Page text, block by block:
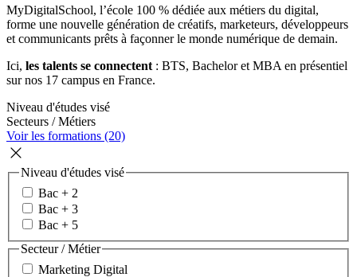
MyDigitalSchool, l’école 100 % dédiée aux métiers du digital,
forme une nouvelle génération de créatifs, marketeurs, développeurs
et communicants prêts à façonner le monde numérique de demain.
Ici, les talents se connectent: BTS, Bachelor et MBA en présentiel
sur nos 17 campus en France.
Niveau d'études visé
Secteurs / Métiers
Voir les formations (20)
Niveau d'études visé
Bac + 2
Bac + 3
Bac + 5
Secteur / Métier
Marketing Digital